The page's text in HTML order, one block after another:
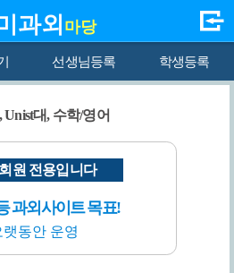
과외 마당
선생님등록 학생등록
Unist대, 수학/영어
원 전용입니다
과외사이트 목표!
랫동안 운영